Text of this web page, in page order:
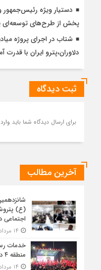
دستیار ویژه
پخش از طرح‌های توسعه‌ای
شتاب در اجرای پروژه
دلاوران،پترو ایران با قدرت
ثبت دیدگاه
برای ارسال دیدگاه شما باید
آخرین مطالب
(ع)
اجتماعی
خدمات
منطقه ۴ در مسیر مشایه